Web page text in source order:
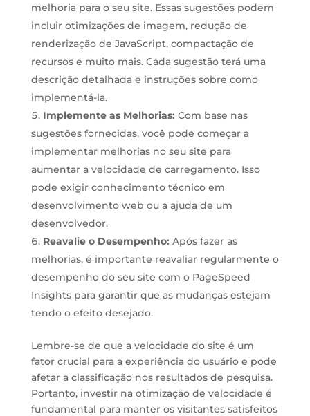
melhoria para o seu site. Essas sugestões podem
incluir otimizações de imagem, redução de
renderização de JavaScript, compactação de
recursos e muito mais. Cada sugestão terá uma
descrição detalhada e instruções sobre como
implementá-la.
Implemente as Melhorias: Com base nas
sugestões fornecidas, você pode começar a
implementar melhorias no seu site para
aumentar a velocidade de carregamento. Isso
pode exigir conhecimento técnico em
desenvolvimento web ou a ajuda de um
desenvolvedor.
Reavalie o Desempenho: Após fazer as
melhorias, é importante reavaliar regularmente o
desempenho do seu site com o PageSpeed
Insights para garantir que as mudanças estejam
tendo o efeito desejado.
Lembre-se de que a velocidade do site é um
fator crucial para a experiência do usuário e pode
afetar a classificação nos resultados de pesquisa.
Portanto, investir na otimização de velocidade é
fundamental para manter os visitantes satisfeitos